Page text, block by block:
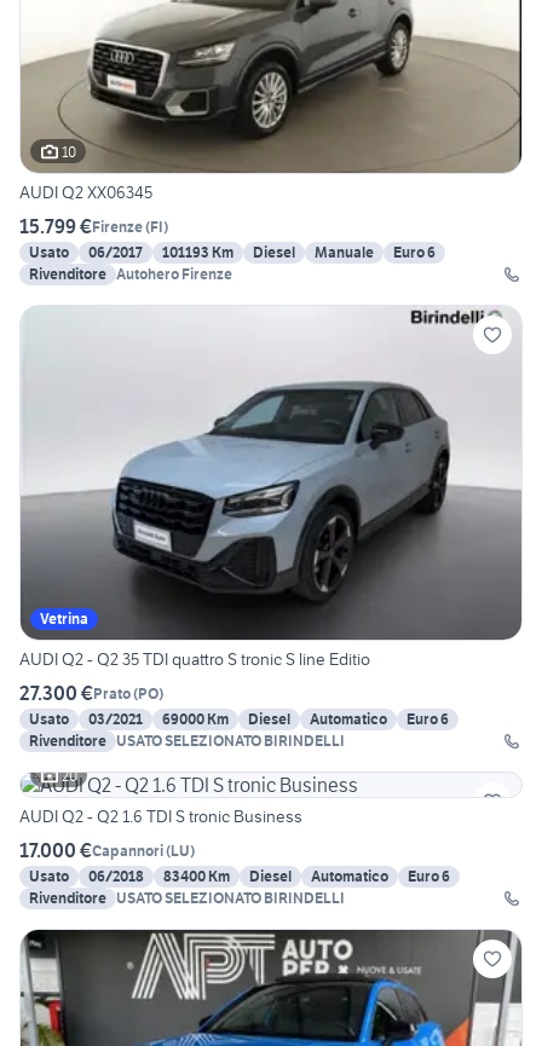
10
AUDI Q2 XX06345
15.799 €Firenze(FI)
Usato
06/2017 101193 Km Diesel Manuale
Euro 6
Rivenditore Autohero Firenze
Vetrina
AUDI Q2 - Q2 35 TDI quattro S tronic S line Editio
27.300 €Prato(PO)
Usato
03/2021 69000 Km Diesel Automatico
Euro 6
Rivenditore USATO SELEZIONATO BIRINDELLI
20
AUDI Q2 - Q2 1.6 TDI S tronic Business
17.000 €Capannori(LU)
Usato
06/2018 83400 Km Diesel Automatico
Euro 6
Rivenditore USATO SELEZIONATO BIRINDELLI